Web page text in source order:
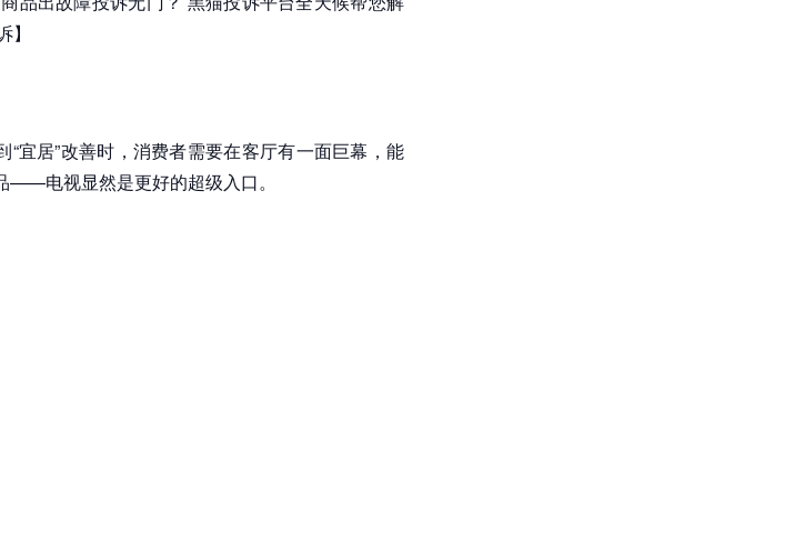
“宜居”改善时，消费者需要在客厅有一面巨幕，能
——电视显然是更好的超级入口。